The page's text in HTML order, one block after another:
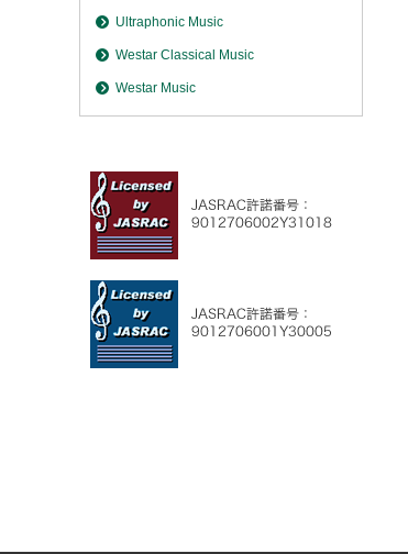
Ultraphonic Music
Westar Classical Music
Westar Music